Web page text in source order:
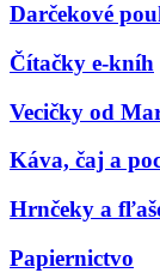
Darčekové
Čítačky e-kníh
Vecičky od
Káva, čaj a
Hrnčeky a
Papiernictvo